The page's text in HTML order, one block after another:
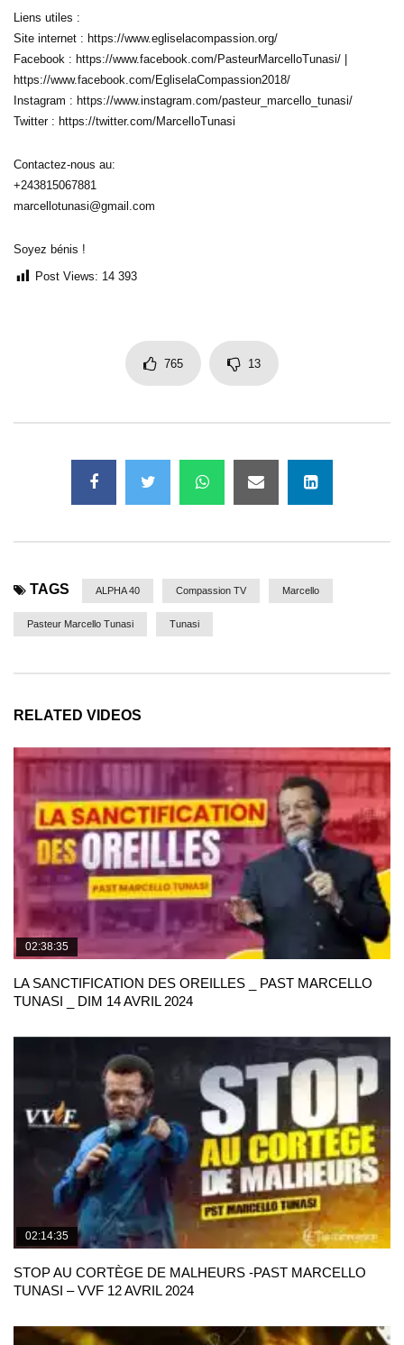
Liens utiles :
Site internet : https://www.egliselacompassion.org/
Facebook : https://www.facebook.com/PasteurMarcelloTunasi/ |
https://www.facebook.com/EgliselaCompassion2018/
Instagram : https://www.instagram.com/pasteur_marcello_tunasi/
Twitter : https://twitter.com/MarcelloTunasi
Contactez-nous au:
+243815067881
marcellotunasi@gmail.com
Soyez bénis !
Post Views: 14 393
765 13
TAGS ALPHA 40 Compassion TV Marcello
Pasteur Marcello Tunasi Tunasi
RELATED VIDEOS
02:38:35
LA SANCTIFICATION DES OREILLES _ PAST MARCELLO
TUNASI _ DIM 14 AVRIL 2024
02:14:35
STOP AU CORTÈGE DE MALHEURS -PAST MARCELLO
TUNASI – VVF 12 AVRIL 2024